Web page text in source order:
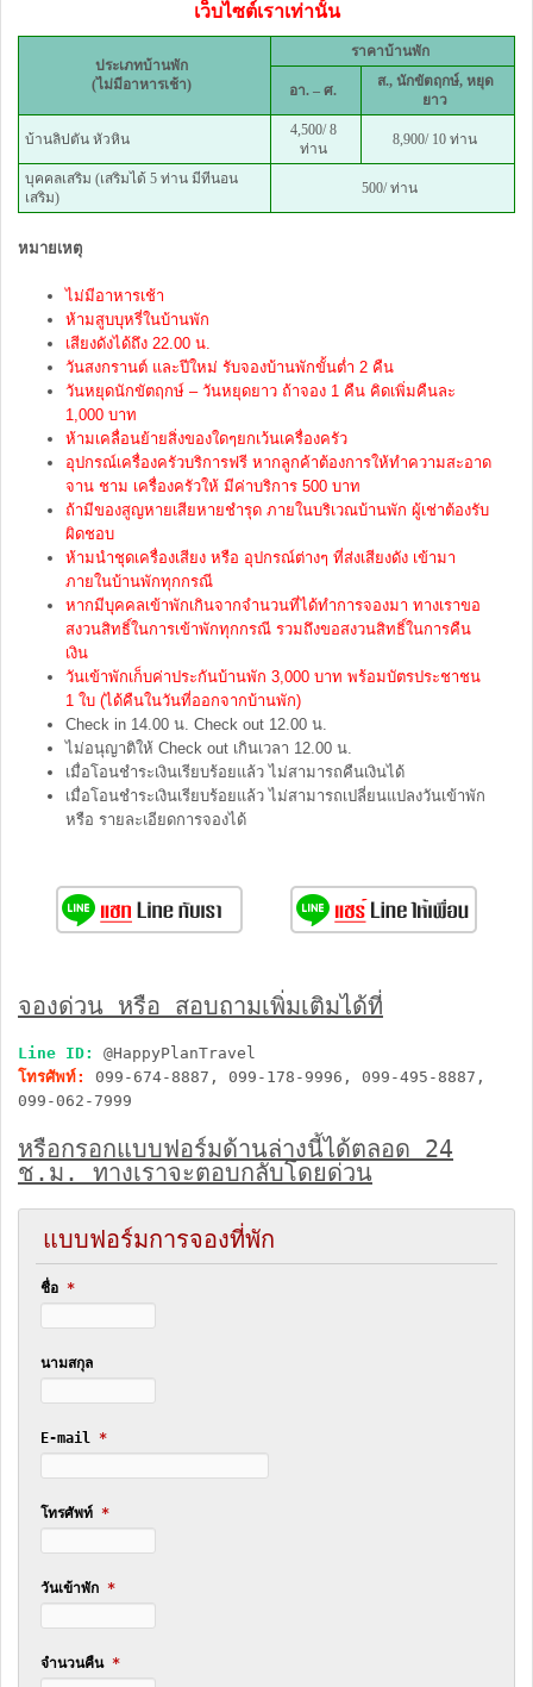
เว็บไซต์เราเท่านั้น
ประเภทบ้านพัก
(ไม่มีอาหารเช้า)
ราคาบ้านพัก
อา. – ศ.
ส., นักขัตฤกษ์, หยุด
ยาว
บ้านลิปตัน หัวหิน
4,500/ 8
ท่าน
8,900/ 10 ท่าน
บุคคลเสริม (เสริมได้ 5 ท่าน มีทีนอน
เสริม)
500/ ท่าน
หมายเหตุ
ไม่มีอาหารเช้า
ห้ามสูบบุหรี่ในบ้านพัก
เสียงดังได้ถึง 22.00 น.
วันสงกรานต์ และปีใหม่ รับจองบ้านพักขั้นต่ำ 2 คืน
วันหยุดนักขัตฤกษ์ – วันหยุดยาว ถ้าจอง 1 คืน คิดเพิ่มคืนละ
1,000 บาท
ห้ามเคลื่อนย้ายสิ่งของใดๆยกเว้นเครื่องครัว
อุปกรณ์เครื่องครัวบริการฟรี หากลูกค้าต้องการให้ทำความสะอาด
จาน ชาม เครื่องครัวให้ มีค่าบริการ 500 บาท
ถ้ามีของสูญหายเสียหายชำรุด ภายในบริเวณบ้านพัก ผู้เช่าต้องรับ
ผิดชอบ
ห้ามนำชุดเครื่องเสียง หรือ อุปกรณ์ต่างๆ ที่ส่งเสียงดัง เข้ามา
ภายในบ้านพักทุกกรณี
หากมีบุคคลเข้าพักเกินจากจำนวนที่ได้ทำการจองมา ทางเราขอ
สงวนสิทธิ์ในการเข้าพักทุกกรณี รวมถึงขอสงวนสิทธิ์ในการคืน
เงิน
วันเข้าพักเก็บค่าประกันบ้านพัก 3,000 บาท พร้อมบัตรประชาชน
1 ใบ (ได้คืนในวันที่ออกจากบ้านพัก)
Check in 14.00 น. Check out 12.00 น.
ไม่อนุญาติให้ Check out เกินเวลา 12.00 น.
เมื่อโอนชำระเงินเรียบร้อยแล้ว ไม่สามารถคืนเงินได้
เมื่อโอนชำระเงินเรียบร้อยแล้ว ไม่สามารถเปลี่ยนแปลงวันเข้าพัก
หรือ รายละเอียดการจองได้
จองด่วน หรือ สอบถามเพิ่มเติมได้ที่
Line ID:
@HappyPlanTravel
โทรศัพท์:
099-674-8887, 099-178-9996, 099-495-8887,
099-062-7999
หรือกรอกแบบฟอร์มด้านล่างนี้ได้ตลอด 24
ช.ม. ทางเราจะตอบกลับโดยด่วน
แบบฟอร์มการจองที่พัก
ชื่อ *
นามสกุล
E-mail *
โทรศัพท์ *
วันเข้าพัก *
จำนวนคืน *